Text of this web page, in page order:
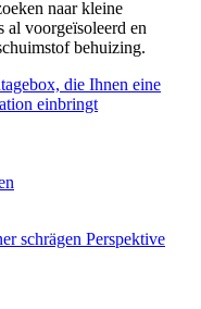
naar kleine
voorgeïsoleerd en
behuizing.